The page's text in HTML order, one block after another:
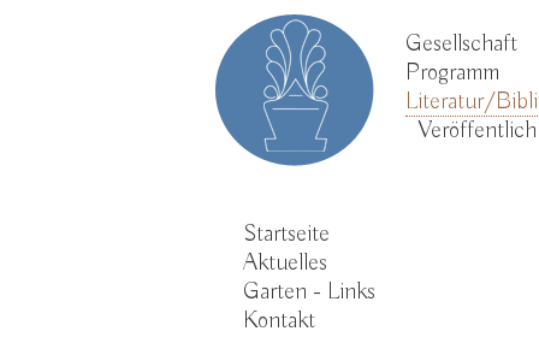
Gesellschaft
Programm
Literatur/
Startseite
Aktuelles
Garten - Links
Kontakt